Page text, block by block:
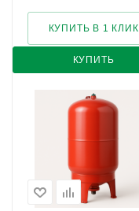
КУПИТЬ
КУПИТЬ В 1 КЛИК